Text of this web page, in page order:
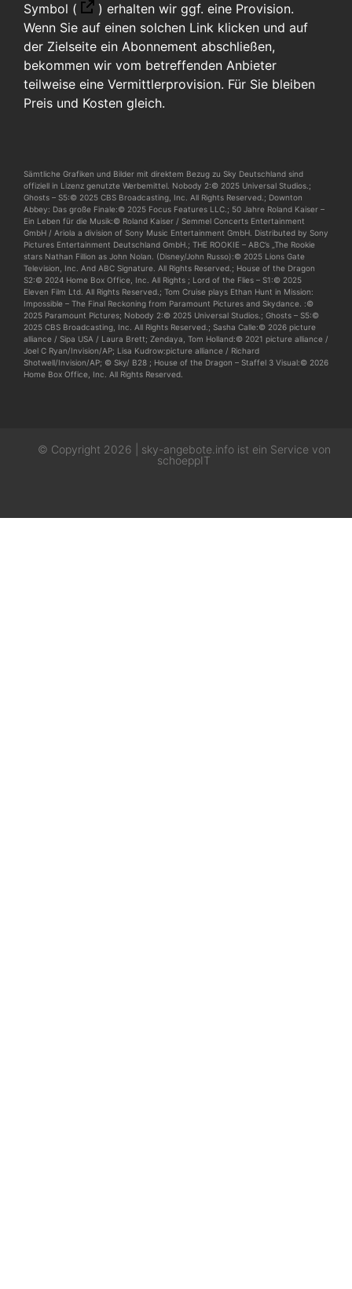
Symbol ( ) erhalten wir ggf. eine Provision.
Wenn Sie auf einen solchen Link klicken und auf
der Zielseite ein Abonnement abschließen,
bekommen wir vom betreffenden Anbieter
teilweise eine Vermittlerprovision. Für Sie bleiben
Preis und Kosten gleich.
Sämtliche Grafiken und Bilder mit direktem Bezug zu Sky Deutschland sind
offiziell in Lizenz genutzte Werbemittel. Nobody 2:© 2025 Universal Studios.;
Ghosts – S5:© 2025 CBS Broadcasting, Inc. All Rights Reserved.; Downton
Abbey: Das große Finale:© 2025 Focus Features LLC.; 50 Jahre Roland Kaiser –
Ein Leben für die Musik:© Roland Kaiser / Semmel Concerts Entertainment
GmbH / Ariola a division of Sony Music Entertainment GmbH. Distributed by Sony
Pictures Entertainment Deutschland GmbH.; THE ROOKIE – ABC’s „The Rookie
stars Nathan Fillion as John Nolan. (Disney/John Russo):© 2025 Lions Gate
Television, Inc. And ABC Signature. All Rights Reserved.; House of the Dragon
S2:© 2024 Home Box Office, Inc. All Rights ; Lord of the Flies – S1:© 2025
Eleven Film Ltd. All Rights Reserved.; Tom Cruise plays Ethan Hunt in Mission:
Impossible – The Final Reckoning from Paramount Pictures and Skydance. :©
2025 Paramount Pictures; Nobody 2:© 2025 Universal Studios.; Ghosts – S5:©
2025 CBS Broadcasting, Inc. All Rights Reserved.; Sasha Calle:© 2026 picture
alliance / Sipa USA / Laura Brett; Zendaya, Tom Holland:© 2021 picture alliance /
Joel C Ryan/Invision/AP; Lisa Kudrow:picture alliance / Richard
Shotwell/Invision/AP; © Sky/ B28 ; House of the Dragon – Staffel 3 Visual:© 2026
Home Box Office, Inc. All Rights Reserved.
© Copyright 2026 | sky-angebote.info ist ein Service von
schoeppIT